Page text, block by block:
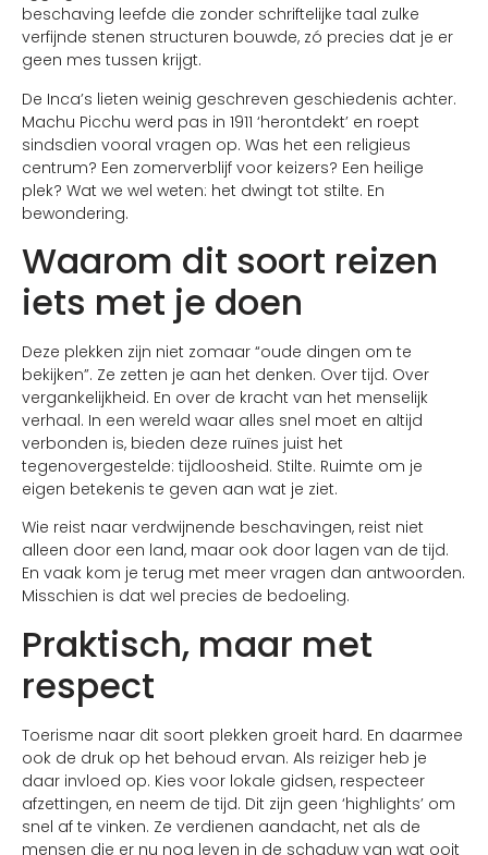
beschaving leefde die zonder schriftelijke taal zulke
verfijnde stenen structuren bouwde, zó precies dat je er
geen mes tussen krijgt.
De Inca’s lieten weinig geschreven geschiedenis achter.
Machu Picchu werd pas in 1911 ‘herontdekt’ en roept
sindsdien vooral vragen op. Was het een religieus
centrum? Een zomerverblijf voor keizers? Een heilige
plek? Wat we wel weten: het dwingt tot stilte. En
bewondering.
Waarom dit soort reizen
iets met je doen
Deze plekken zijn niet zomaar “oude dingen om te
bekijken”. Ze zetten je aan het denken. Over tijd. Over
vergankelijkheid. En over de kracht van het menselijk
verhaal. In een wereld waar alles snel moet en altijd
verbonden is, bieden deze ruïnes juist het
tegenovergestelde: tijdloosheid. Stilte. Ruimte om je
eigen betekenis te geven aan wat je ziet.
Wie reist naar verdwijnende beschavingen, reist niet
alleen door een land, maar ook door lagen van de tijd.
En vaak kom je terug met meer vragen dan antwoorden.
Misschien is dat wel precies de bedoeling.
Praktisch, maar met
respect
Toerisme naar dit soort plekken groeit hard. En daarmee
ook de druk op het behoud ervan. Als reiziger heb je
daar invloed op. Kies voor lokale gidsen, respecteer
afzettingen, en neem de tijd. Dit zijn geen ‘highlights’ om
snel af te vinken. Ze verdienen aandacht, net als de
mensen die er nu nog leven in de schaduw van wat ooit